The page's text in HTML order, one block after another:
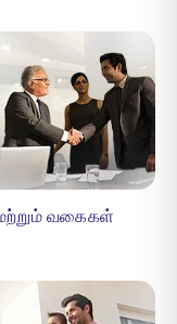
வகைகள்